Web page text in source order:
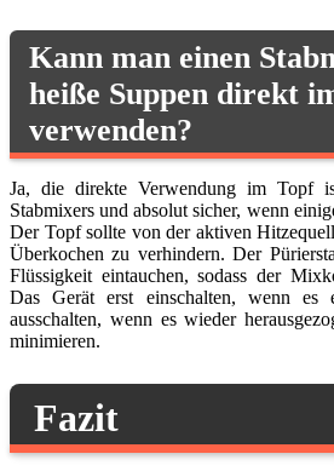
Kann man einen
heiße Suppen direkt
verwenden?
Ja, die direkte Verwendung im Topf
Stabmixers und absolut sicher, wenn
Der Topf sollte von der aktiven
Überkochen zu verhindern. Der
Flüssigkeit eintauchen, sodass der
Das Gerät erst einschalten, wenn es
ausschalten, wenn es wieder
minimieren.
Fazit